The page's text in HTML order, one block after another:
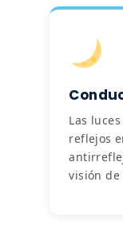
Las
reflejos
visión de